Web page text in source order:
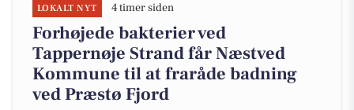
LOKALT NYT 4 timer siden
Forhøjede bakterier ved
Tappernøje Strand får Næstved
Kommune til at fraråde badning
ved Præstø Fjord